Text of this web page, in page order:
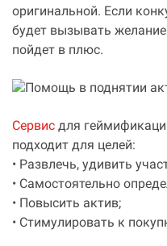
оригинальной. Если
будет вызывать желание
пойдет в плюс.
Сервис для
подходит для целей:
• Развлечь, удивить
• Самостоятельно
• Повысить актив;
• Стимулировать к